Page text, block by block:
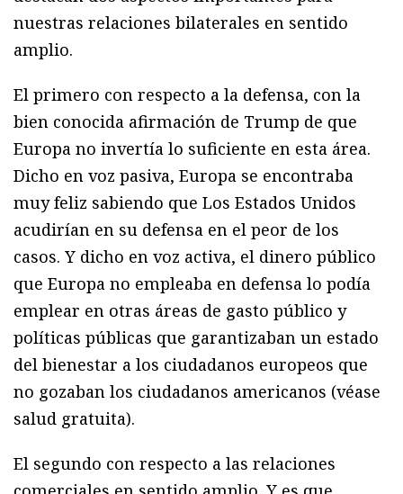
nuestras relaciones bilaterales en sentido
amplio.
El primero con respecto a la defensa, con la
bien conocida afirmación de Trump de que
Europa no invertía lo suficiente en esta área.
Dicho en voz pasiva, Europa se encontraba
muy feliz sabiendo que Los Estados Unidos
acudirían en su defensa en el peor de los
casos. Y dicho en voz activa, el dinero público
que Europa no empleaba en defensa lo podía
emplear en otras áreas de gasto público y
políticas públicas que garantizaban un estado
del bienestar a los ciudadanos europeos que
no gozaban los ciudadanos americanos (véase
salud gratuita).
El segundo con respecto a las relaciones